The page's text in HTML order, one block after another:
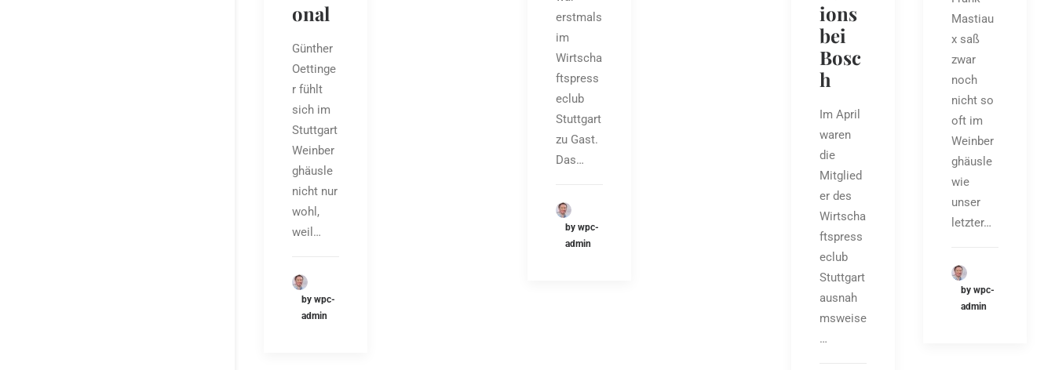
ions
bei
Bosc
h
Im April
waren
die
Mitglied
er des
Wirtscha
ftspress
eclub
Stuttgart
ausnah
msweise
…
erstmals
im
Wirtscha
ftspress
eclub
Stuttgart
zu Gast.
Das…
by wpc-
admin
Mastiau
x saß
zwar
noch
nicht so
oft im
Weinber
ghäusle
wie
unser
letzter…
by wpc-
admin
onal
Günther
Oettinge
r fühlt
sich im
Stuttgart
Weinber
ghäusle
nicht nur
wohl,
weil…
by wpc-
admin